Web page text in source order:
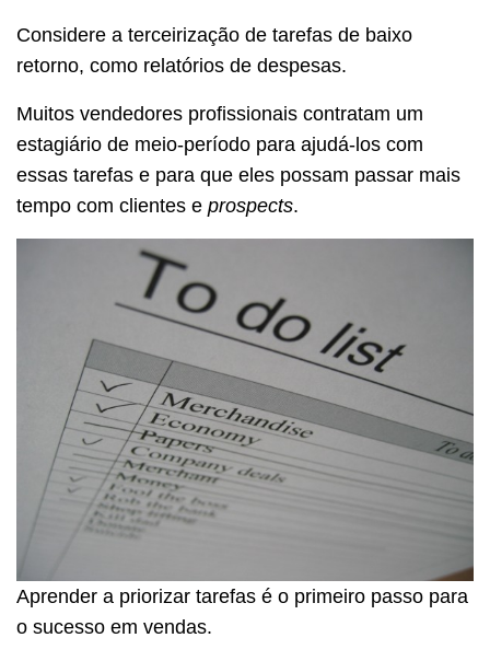
Considere a terceirização de tarefas de baixo
retorno, como relatórios de despesas.
Muitos vendedores profissionais contratam um
estagiário de meio-período para ajudá-los com
essas tarefas e para que eles possam passar mais
tempo com clientes e prospects.
Aprender a priorizar tarefas é o primeiro passo para
o sucesso em vendas.